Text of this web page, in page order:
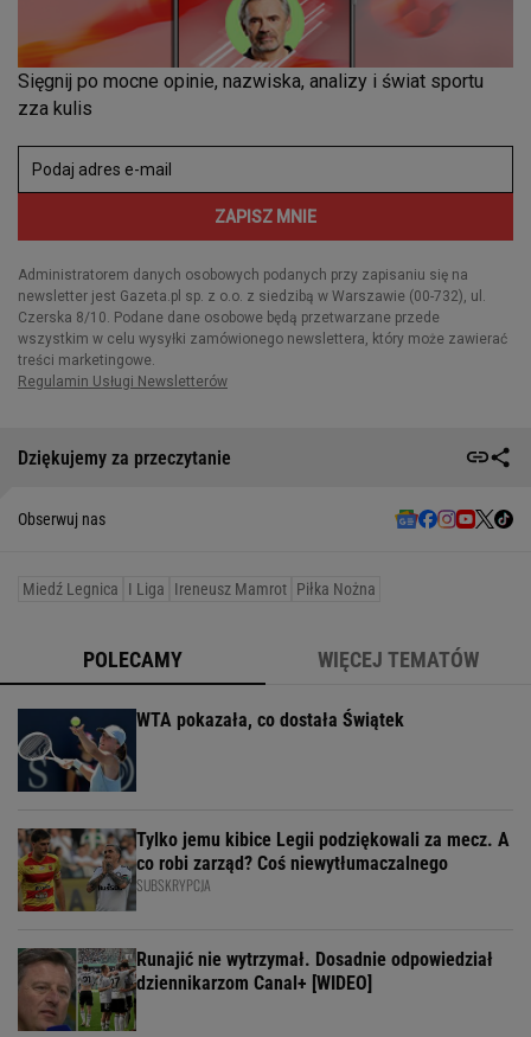
Dziękujemy za przeczytanie
Obserwuj nas
Miedź Legnica I Liga Ireneusz Mamrot Piłka Nożna
POLECAMY WIĘCEJ TEMATÓW
WTA pokazała, co dostała Świątek
Tylko jemu kibice Legii podziękowali za mecz. A
co robi zarząd? Coś niewytłumaczalnego
SUBSKRYPCJA
Runajić nie wytrzymał. Dosadnie odpowiedział
dziennikarzom Canal+ [WIDEO]